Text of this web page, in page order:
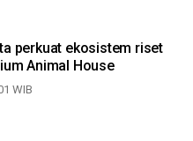
perkuat ekosistem riset
Animal House
WIB